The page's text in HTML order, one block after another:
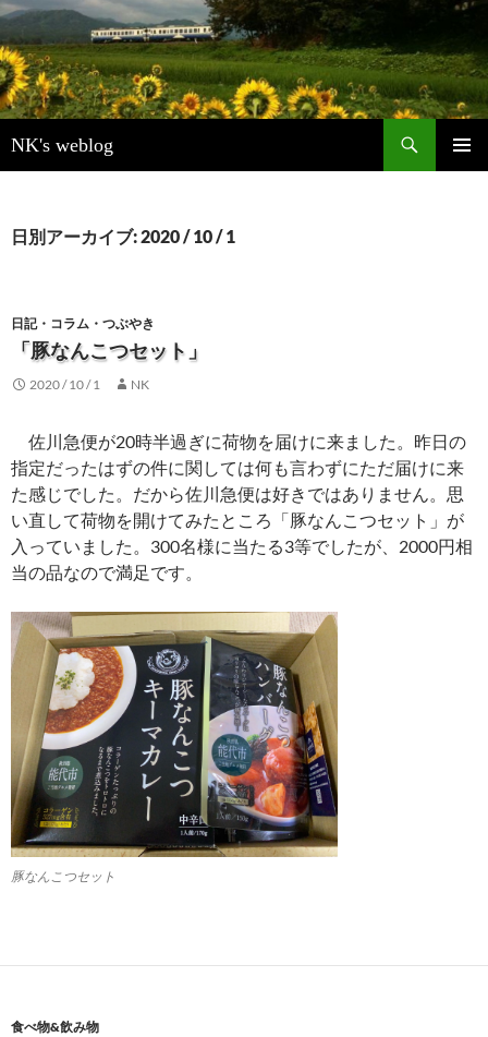
NK's weblog
索
ン
キ
ッ
日別アーカイブ: 2020 / 10 / 1
日記・コラム・つぶやき
「豚なんこつセット」
2020 / 10 / 1 NK
佐川急便が20時半過ぎに荷物を届けに来ました。昨日の
指定だったはずの件に関しては何も言わずにただ届けに来
た感じでした。だから佐川急便は好きではありません。思
い直して荷物を開けてみたところ「豚なんこつセット」が
入っていました。300名様に当たる3等でしたが、2000円相
当の品なので満足です。
豚なんこつセット
食べ物&飲み物